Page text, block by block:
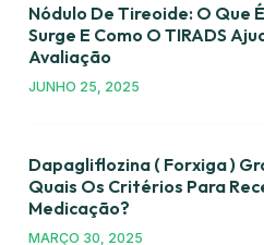
Nódulo De Tireoide: O Que
Surge E Como O TIRADS
Avaliação
JUNHO 25, 2025
Dapagliflozina ( Forxiga )
Quais Os Critérios Para
Medicação?
MARÇO 30, 2025